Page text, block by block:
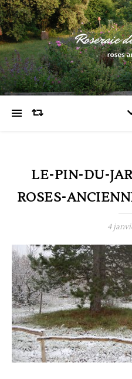
LE-PIN-DU-
ROSES-
4